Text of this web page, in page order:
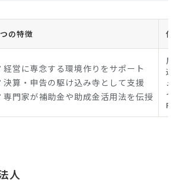
の特徴 住
経営に専念する環境作りをサポート
決算・申告の駆け込み寺として支援
専門家が補助金や助成金活用法を伝授
尼
通
ュ
イ
F
人